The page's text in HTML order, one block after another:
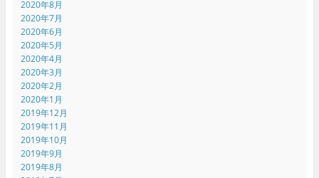
2020年8月
2020年7月
2020年6月
2020年5月
2020年4月
2020年3月
2020年2月
2020年1月
2019年12月
2019年11月
2019年10月
2019年9月
2019年8月